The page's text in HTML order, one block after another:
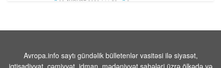
08 AVQUST 2026 / 11:58 8
ələ keçirilib
Tehranın buna münasibət bildirmə və
Avropa.info saytı gündəlik bülletenlər vasitəsi ilə siyasət,
iqtisadiyyat, cəmiyyət, idman, mədəniyyət sahələri üzrə ölkədə və